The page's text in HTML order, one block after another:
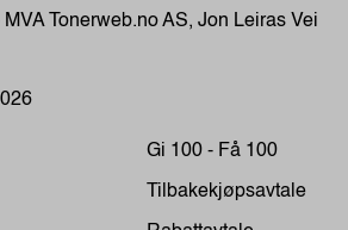
Tonerweb.no AS, Jon Leiras Vei
Gi 100 - Få 100
Tilbakekjøpsavtale